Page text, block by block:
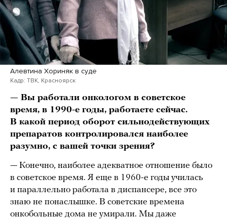
Алевтина Хориняк в суде
Кадр: ТВК, Красноярск
— Вы работали онкологом в советское
время, в 1990-е годы, работаете сейчас.
В какой период оборот сильнодействующих
препаратов контролировался наиболее
разумно, с вашей точки зрения?
— Конечно, наиболее адекватное отношение было
в советское время. Я еще в 1960-е годы училась
и параллельно работала в диспансере, все это
знаю не понаслышке. В советские времена
онкобольные дома не умирали. Мы даже